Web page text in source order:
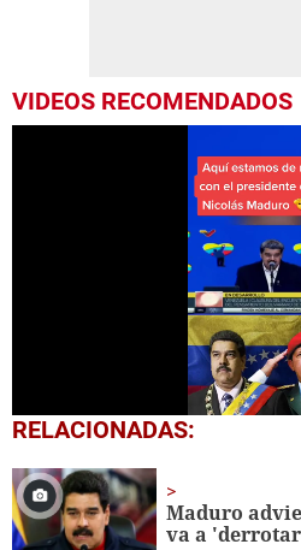
VIDEOS RECOMENDADOS
0
seconds
1
minute,
37
seconds
RELACIONADAS:
Maduro
va a